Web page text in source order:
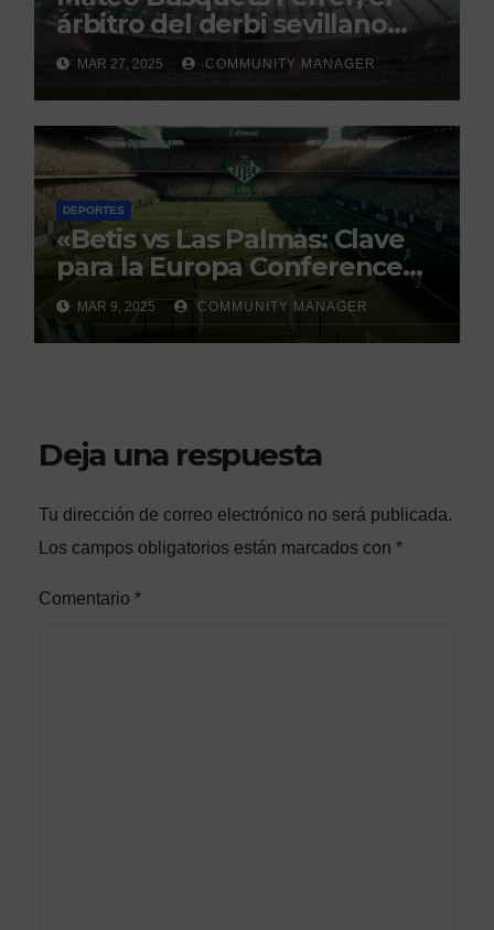
árbitro del derbi sevillano
con un historial que genera
debate
MAR 27, 2025 COMMUNITY MANAGER
DEPORTES
«Betis vs Las Palmas: Clave
para la Europa Conference
League»
MAR 9, 2025 COMMUNITY MANAGER
Deja una respuesta
Tu dirección de correo electrónico no será publicada.
Los campos obligatorios están marcados con *
Comentario *